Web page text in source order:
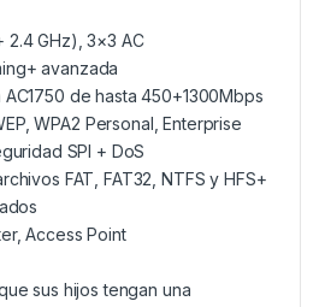
2.4 GHz), 3×3 AC
avanzada
de hasta 450+1300Mbps
WPA2 Personal, Enterprise
SPI + DoS
FAT, FAT32, NTFS y HFS+
Access Point
sus hijos tengan una